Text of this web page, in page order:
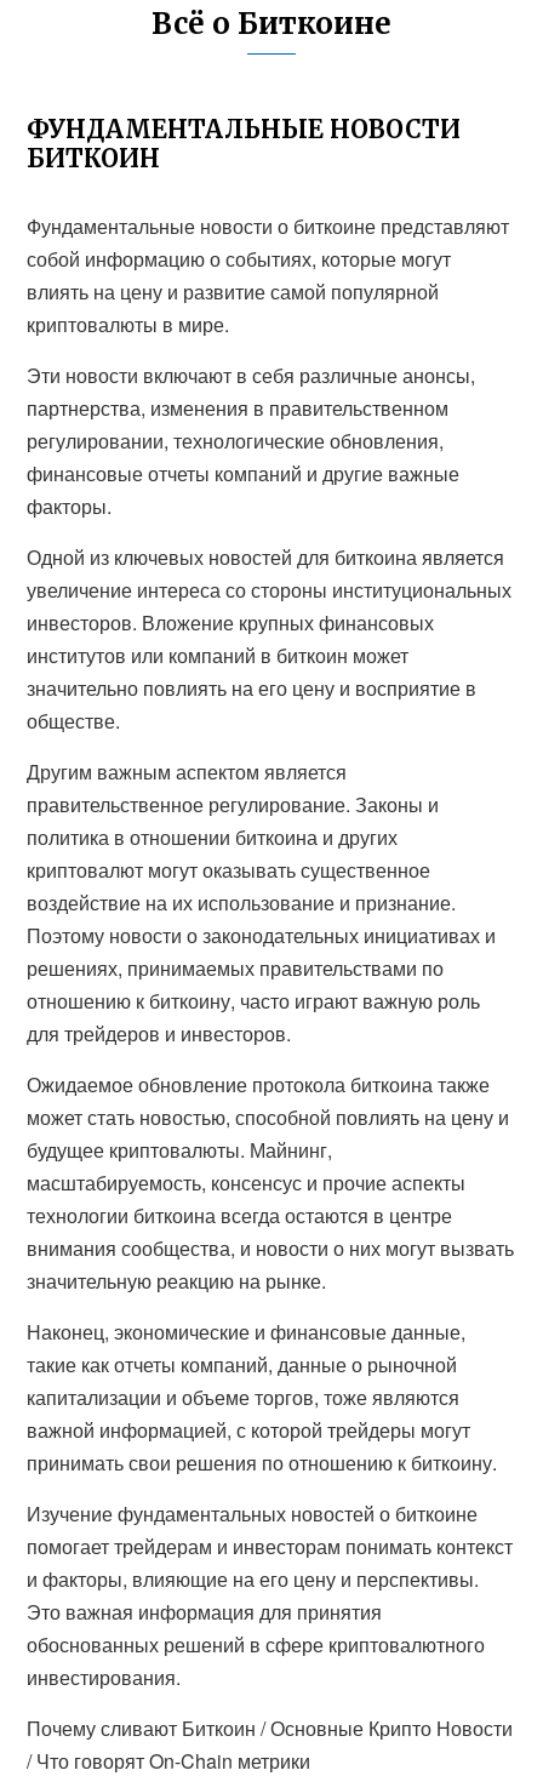
Всё о Биткоине
ФУНДАМЕНТАЛЬНЫЕ НОВОСТИ
БИТКОИН
Фундаментальные новости о биткоине представляют
собой информацию о событиях, которые могут
влиять на цену и развитие самой популярной
криптовалюты в мире.
Эти новости включают в себя различные анонсы,
партнерства, изменения в правительственном
регулировании, технологические обновления,
финансовые отчеты компаний и другие важные
факторы.
Одной из ключевых новостей для биткоина является
увеличение интереса со стороны институциональных
инвесторов. Вложение крупных финансовых
институтов или компаний в биткоин может
значительно повлиять на его цену и восприятие в
обществе.
Другим важным аспектом является
правительственное регулирование. Законы и
политика в отношении биткоина и других
криптовалют могут оказывать существенное
воздействие на их использование и признание.
Поэтому новости о законодательных инициативах и
решениях, принимаемых правительствами по
отношению к биткоину, часто играют важную роль
для трейдеров и инвесторов.
Ожидаемое обновление протокола биткоина также
может стать новостью, способной повлиять на цену и
будущее криптовалюты. Майнинг,
масштабируемость, консенсус и прочие аспекты
технологии биткоина всегда остаются в центре
внимания сообщества, и новости о них могут вызвать
значительную реакцию на рынке.
Наконец, экономические и финансовые данные,
такие как отчеты компаний, данные о рыночной
капитализации и объеме торгов, тоже являются
важной информацией, с которой трейдеры могут
принимать свои решения по отношению к биткоину.
Изучение фундаментальных новостей о биткоине
помогает трейдерам и инвесторам понимать контекст
и факторы, влияющие на его цену и перспективы.
Это важная информация для принятия
обоснованных решений в сфере криптовалютного
инвестирования.
Почему сливают Биткоин / Основные Крипто Новости
/ Что говорят On-Chain метрики